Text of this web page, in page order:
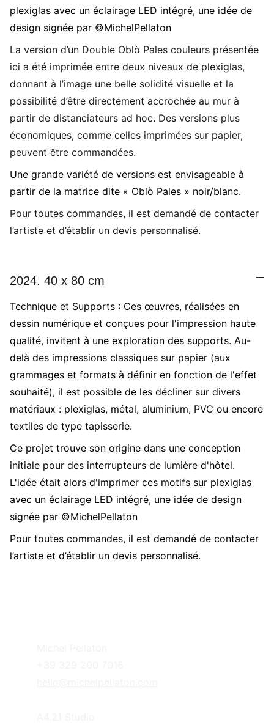
plexiglas avec un éclairage LED intégré, une idée de
design signée par ©MichelPellaton
La version d’un Double Oblò Pales couleurs présentée
ici a été imprimée entre deux niveaux de plexiglas,
donnant à l’image une belle solidité visuelle et la
possibilité d’être directement accrochée au mur à
partir de distanciateurs ad hoc. Des versions plus
économiques, comme celles imprimées sur papier,
peuvent être commandées.
Une grande variété de versions est envisageable à
partir de la matrice dite « Oblò Pales » noir/blanc.
Pour toutes commandes, il est demandé de contacter
l’artiste et d’établir un devis personnalisé.
2024. 40 x 80 cm
Technique et Supports : Ces œuvres, réalisées en
dessin numérique et conçues pour l'impression haute
qualité, invitent à une exploration des supports. Au-
delà des impressions classiques sur papier (aux
grammages et formats à définir en fonction de l'effet
souhaité), il est possible de les décliner sur divers
matériaux : plexiglas, métal, aluminium, PVC ou encore
textiles de type tapisserie.
Ce projet trouve son origine dans une conception
initiale pour des interrupteurs de lumière d'hôtel.
L'idée était alors d'imprimer ces motifs sur plexiglas
avec un éclairage LED intégré, une idée de design
signée par ©MichelPellaton
Pour toutes commandes, il est demandé de contacter
l’artiste et d’établir un devis personnalisé.